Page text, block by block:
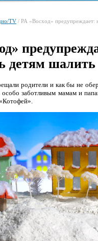
TV / РА «Восход» предупреждает:
детям шалить
родители и как бы не
заботливым мамам и